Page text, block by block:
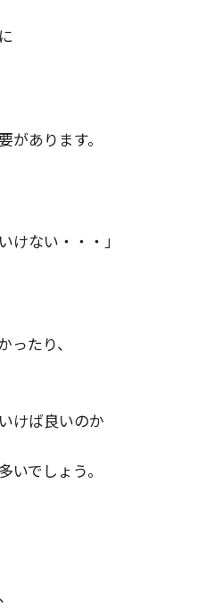
があります。
けない・・・」
たり、
けば良いのか
いでしょう。